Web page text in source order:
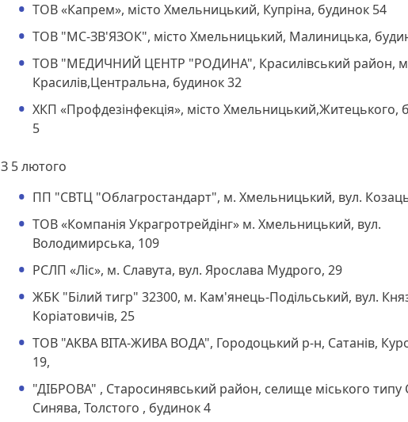
ТОВ «Капрем», місто Хмельницький, Купріна, будинок 54
ТОВ "МС-ЗВ'ЯЗОК", місто Хмельницький, Малиницька,
ТОВ "МЕДИЧНИЙ ЦЕНТР "РОДИНА", Красилівський район,
Красилів,Центральна, будинок 32
ХКП «Профдезінфекція», місто Хмельницький,Житецького,
5
З 5 лютого
ПП "СВТЦ "Облагростандарт", м. Хмельницький, вул.
ТОВ «Компанія Украгротрейдінг» м. Хмельницький, вул.
Володимирська, 109
РСЛП «Ліс», м. Славута, вул. Ярослава Мудрого, 29
ЖБК "Білий тигр" 32300, м. Кам'янець-Подільський, вул.
Коріатовичів, 25
ТОВ "АКВА ВІТА-ЖИВА ВОДА", Городоцький р-н, Сатанів,
19,
"ДІБРОВА" , Старосинявський район, селище міського типу
Синява, Толстого , будинок 4